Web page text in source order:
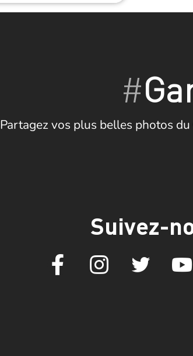
#
Partagez vos plus belles photos
Suivez-